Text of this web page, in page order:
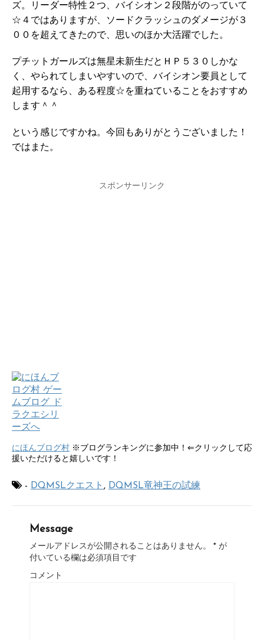
ズ。リーダー特性２つ、バイシオン２段階がのっていて
☆４ではありますが、ソードクラッシュのダメージが３
００を超えてきたので、思いのほか大活躍でした。
プチットガールズは無星未新生だとＨＰ５３０しかな
く、やられてしまいやすいので、バイシオン要員として
起用するなら、ある程度☆を重ねていることをおすすめ
します＾＾
という感じですかね。今回もありがとうございました！
ではまた。
スポンサーリンク
にほんブログ村 ※ブログランキングに参加中！⇐クリックして応
援いただけると嬉しいです！
- DQMSLクエスト , DQMSL竜神王の試練
Message
メールアドレスが公開されることはありません。 * が
付いている欄は必須項目です
コメント